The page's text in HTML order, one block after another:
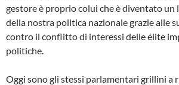
gestore è proprio colui che è diventato un
della nostra politica nazionale grazie alle
contro il conflitto di interessi delle élite
politiche.
Oggi sono gli stessi parlamentari grillini a